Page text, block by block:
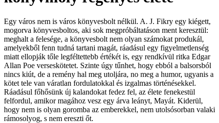
Egy város nem is város könyvesbolt nélkül. A. J. Fikry egy kiégett,
mogorva könyvesboltos, aki sok megpróbáltatáson ment keresztül:
meghalt a felesége, a könyvesbolt nem olyan számokat produkál,
amelyekből fenn tudná tartani magát, ráadásul egy figyelmetlenség
miatt ellopják tőle legféltettebb értékét is, egy rendkívül ritka Edgar
Allan Poe verseskötetet. Szinte úgy tűnhet, hogy ebból a balsorsból
nincs kiút, de a remény hal meg utoljára, no meg a humor, ugyanis a
kötet tele van váratlan fordulatokkal és izgalmas történésekkel.
Ráadásul főhősünk új kalandokat fedez fel, az élete fenekestül
felfordul, amikor magához vesz egy árva leányt, Mayát. Kiderül,
hogy nem is olyan goromba az emberekkel, nem utolsósorban valaki
rámosolyog, s nem ereszti őt.